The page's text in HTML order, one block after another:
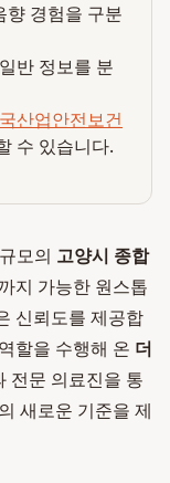
향 경험을 구분
반 정보를 분
산업안전보건
수 있습니다.
모의 고양시 종합
지 가능한 원스톱
신뢰도를 제공합
할을 수행해 온 더
전문 의료진을 통
의 새로운 기준을 제